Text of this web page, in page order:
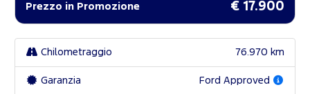
Prezzo in Promozione € 17.900
Chilometraggio 76.970 km
Garanzia Ford Approved